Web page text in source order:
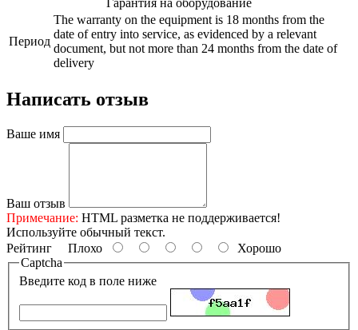
Гарантия на оборудование
Период
The warranty on the equipment is 18 months from the
date of entry into service, as evidenced by a relevant
document, but not more than 24 months from the date of
delivery
Написать отзыв
Ваше имя
Ваш отзыв
Примечание: HTML разметка не поддерживается!
Используйте обычный текст.
Рейтинг Плохо
Хорошо
Captcha
Введите код в поле ниже